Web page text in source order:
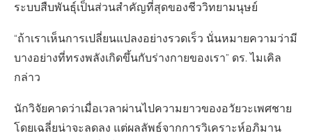
ระบบสืบพันธุ์เป็นส่วนสำคัญที่สุดของชีววิทยามนุษย์
“ถ้าเราเห็นการเปลี่ยนแปลงอย่างรวดเร็ว นั่นหมายความว่ามี
บางอย่างที่ทรงพลังเกิดขึ้นกับร่างกายของเรา” ดร. ไมเคิล
กล่าว
นักวิจัยคาดว่าเมื่อเวลาผ่านไปความยาวของอวัยวะเพศชาย
โดยเฉลี่ยน่าจะลดลง แต่ผลลัพธ์จากการวิเคราะห์อภิมาน